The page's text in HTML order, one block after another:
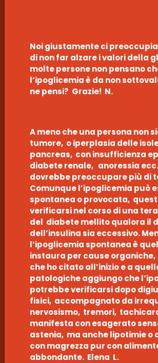
Noi giustamente ci
di non far alzare i valori della
molte persone non pensano
l’ipoglicemia è da non
ne pensi? Grazie! N.
A meno che una persona non
tumore, o iperplasia delle
pancreas, con insufficienza
diabete renale, anoressia ecc.
dovrebbe preoccupare più di
Comunque l’ipoglicemia può
spontanea o provocata,
verificarsi nel corso di una
del diabete mellito qualora il
dell’insulina sia eccessivo.
l’ipoglicemia spontanea è
instaura per cause
che ho citato all’inizio e a
patologiche aggiungo che
potrebbe verificarsi dopo
fisici, accompagnato da
nervosismo, tremori,
manifesta con esagerato
astenia, ma anche lipotimie o
con magrezza pur con
abbondante. Elena L.